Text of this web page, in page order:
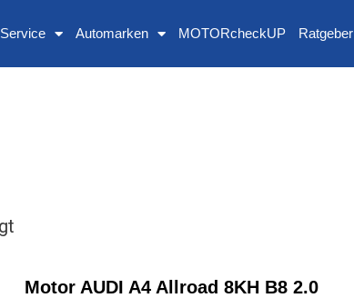
Service Automarken MOTORcheckUP Ratgeber
Motor AUDI A4 Allroad 8KH B8 2.0